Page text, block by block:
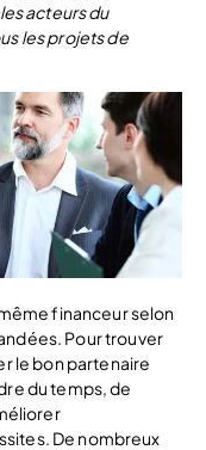
acteurs du
les projets de
financeur selon
Pour trouver
le bon partenaire
du temps, de
De nombreux